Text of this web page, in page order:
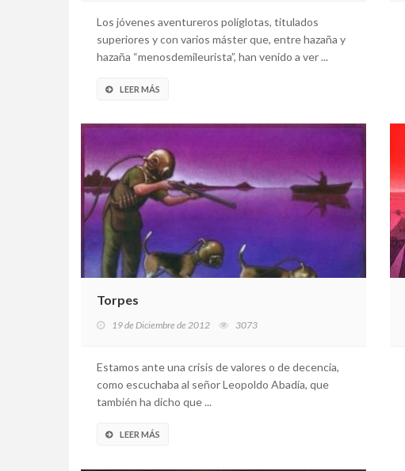
Los jóvenes aventureros políglotas, titulados
superiores y con varios máster que, entre hazaña y
hazaña “menosdemileurista”, han venido a ver ...
LEER MÁS
Torpes
19 de Diciembre de 2012 3073
Estamos ante una crisis de valores o de decencia,
como escuchaba al señor Leopoldo Abadía, que
también ha dicho que ...
LEER MÁS